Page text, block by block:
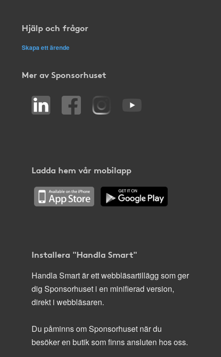
Hjälp och frågor
Skapa ett ärende
Mer av Sponsorhuset
Ladda hem vår mobilapp
Installera "Handla Smart"
Handla Smart är ett webbläsartillägg som ger
dig Sponsorhuset i en minifierad version,
direkt i webbläsaren.
Du påminns om Sponsorhuset när du
besöker en butik som finns ansluten hos oss.